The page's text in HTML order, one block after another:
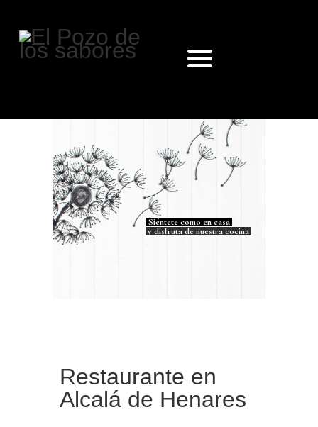
BODEGA
CÓMO LLEGAR
Restaurante en
Alcalá de Henares